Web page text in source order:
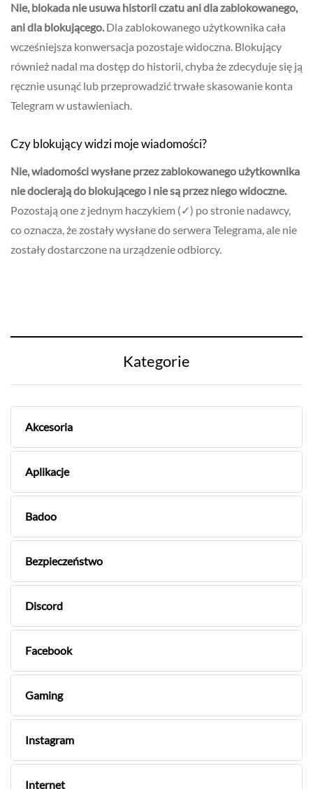
Nie, blokada nie usuwa historii czatu ani dla zablokowanego,
ani dla blokującego.Dla zablokowanego użytkownika cała
wcześniejsza konwersacja pozostaje widoczna. Blokujący
również nadal ma dostęp do historii, chyba że zdecyduje się ją
ręcznie usunąć lub przeprowadzić trwałe skasowanie konta
Telegram w ustawieniach.
Czy blokujący widzi moje wiadomości?
Nie, wiadomości wysłane przez zablokowanego użytkownika
nie docierają do blokującego i nie są przez niego widoczne.
Pozostają one z jednym haczykiem (✓) po stronie nadawcy,
co oznacza, że zostały wysłane do serwera Telegrama, ale nie
zostały dostarczone na urządzenie odbiorcy.
Kategorie
Akcesoria
Aplikacje
Badoo
Bezpieczeństwo
Discord
Facebook
Gaming
Instagram
Internet